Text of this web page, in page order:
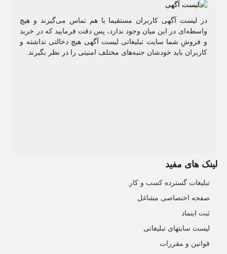
در لیست آگهی کاربران مستقیما با هم تماس می‌گیرند و هیچ
واسطه‌ای در این میان وجود ندارد، پس دقت فرمایید که در خرید
و فروشِ شما سایت تبلیغاتی لیست آگهی هیچ دخالتی نداشته و
کاربران باید خودشان جنبه‌های مختلف امنیتی را در نظر بگیرند.
لینک های مفید
تبلیغات گسترده کسب و کار
صفحه اختصاصی مشاغل
ثبت اینماد
لیست سایتهای تبلیغاتی
قوانین و مقررات